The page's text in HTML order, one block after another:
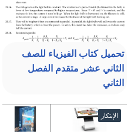
تحميل كتاب الفيزياء للصف
الثاني عشر متقدم الفصل
الثاني
الإبتكار